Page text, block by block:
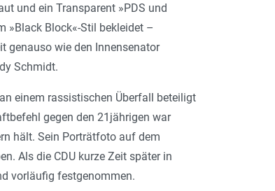
und ein Transparent »PDS und
»Black Block«-Stil bekleidet –
genauso wie den Innensenator
Schmidt.
einem rassistischen Überfall beteiligt
gegen den 21jährigen war
hält. Sein Porträtfoto auf dem
Als die CDU kurze Zeit später in
vorläufig festgenommen.